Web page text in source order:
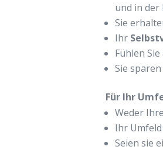
und in der
Sie
Ihr
Fühlen
Sie
Für Ihr
Weder
Ihr
Seien sie